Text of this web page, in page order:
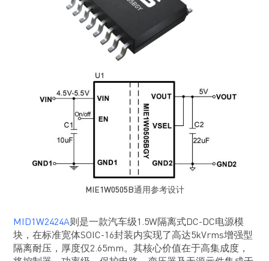
MIE1W0505B通用参考设计
MID1W2424A则是一款汽车级1.5W隔离式DC-DC电源模
块，在标准宽体SOIC-16封装内实现了高达5kVrms增强型
隔离耐压，厚度仅2.65mm。其核心价值在于高集成度，